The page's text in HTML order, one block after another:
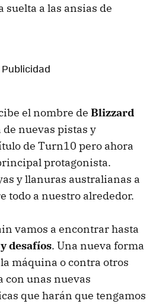
a las ansias de
el nombre de Blizzard
de nuevas pistas y
de Turn10 pero ahora
protagonista.
y llanuras australianas a
todo a nuestro alrededor.
vamos a encontrar hasta
desafíos. Una nueva forma
máquina o contra otros
con unas nuevas
que harán que tengamos